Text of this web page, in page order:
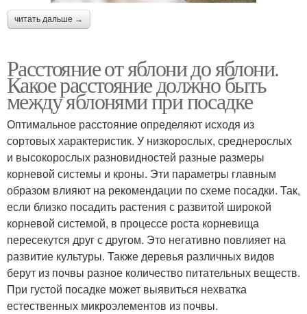
читать дальше →
Расстояние от яблони до яблони.
Какое расстояние должно быть
между яблонями при посадке
Оптимальное расстояние определяют исходя из
сортовых характеристик. У низкорослых, среднерослых
и высокорослых разновидностей разные размеры
корневой системы и кроны. Эти параметры главным
образом влияют на рекомендации по схеме посадки. Так,
если близко посадить растения с развитой широкой
корневой системой, в процессе роста корневища
пересекутся друг с другом. Это негативно повлияет на
развитие культуры. Также деревья различных видов
берут из почвы разное количество питательных веществ.
При густой посадке может выявиться нехватка
естественных микроэлементов из почвы.